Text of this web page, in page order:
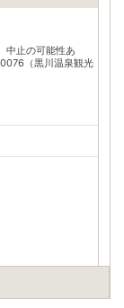
中止の可能性あ
（黒川温泉観光